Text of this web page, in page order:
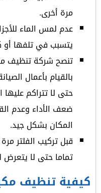
مرة أخرى.
عدم لمس الماء
يتسبب في تلفها أو
تنصح شركة تنظيف
بالقيام بأعمال
حتى لا تتراكم عليها
ضعف الأداء وعدم
المكان بشكل جيد.
قبل تركيب الفلتر
تماما حتى لا يتعرض
كيفية تنظيف